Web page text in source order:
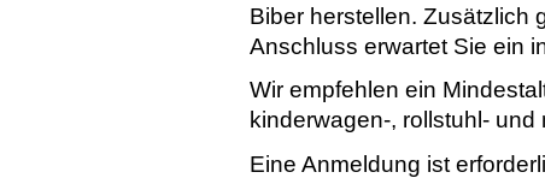
Biber herstellen. Zusätzlich
Anschluss erwartet Sie ein
Wir empfehlen ein
kinderwagen-, rollstuhl-
Eine Anmeldung ist